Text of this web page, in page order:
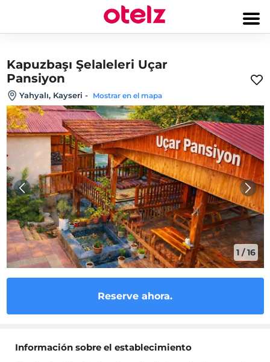
Kapuzbaşı Şelaleleri Uçar
Pansiyon
Yahyalı, Kayseri - Mostrar en el mapa
1 /16
Reserve ahora.
Información sobre el establecimiento